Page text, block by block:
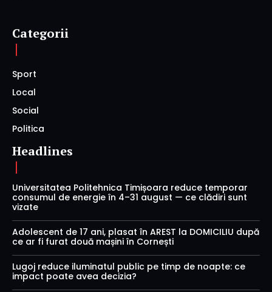
Categorii
Sport
Local
Social
Politica
Headlines
Universitatea Politehnica Timișoara reduce temporar
consumul de energie în 4–31 august — ce clădiri sunt
vizate
Adolescent de 17 ani, plasat în AREST la DOMICILIU după
ce ar fi furat două mașini în Cornești
Lugoj reduce iluminatul public pe timp de noapte: ce
impact poate avea decizia?